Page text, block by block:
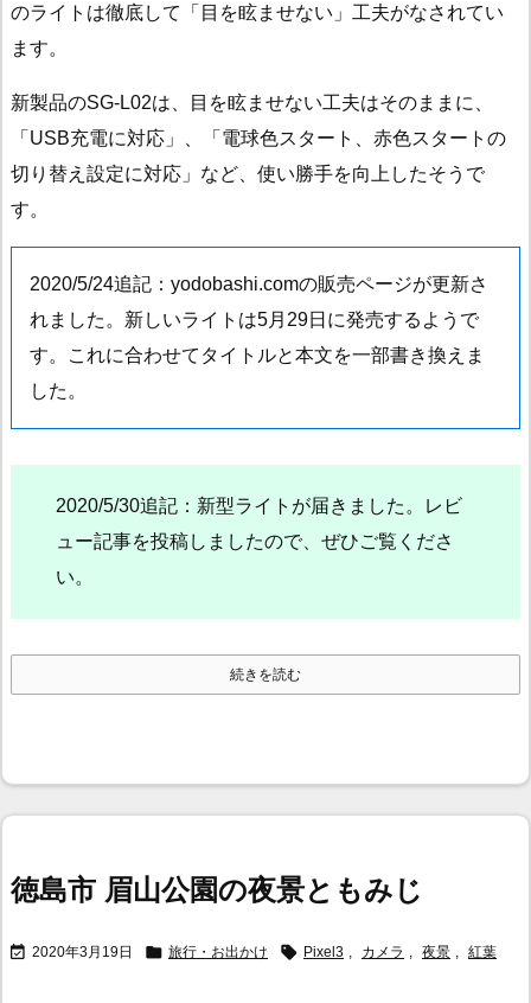
のライトは徹底して「目を眩ませない」工夫がなされてい
ます。
新製品のSG-L02は、目を眩ませない工夫はそのままに、
「USB充電に対応」、「電球色スタート、赤色スタートの
切り替え設定に対応」など、使い勝手を向上したそうで
す。
2020/5/24追記：yodobashi.comの販売ページが更新さ
れました。新しいライトは5月29日に発売するようで
す。これに合わせてタイトルと本文を一部書き換えま
した。
2020/5/30追記：新型ライトが届きました。レビ
ュー記事を投稿しましたので、ぜひご覧くださ
い。
続きを読む
徳島市 眉山公園の夜景ともみじ
 2020年3月19日  旅行・お出かけ  Pixel3 カメラ 夜景 紅葉